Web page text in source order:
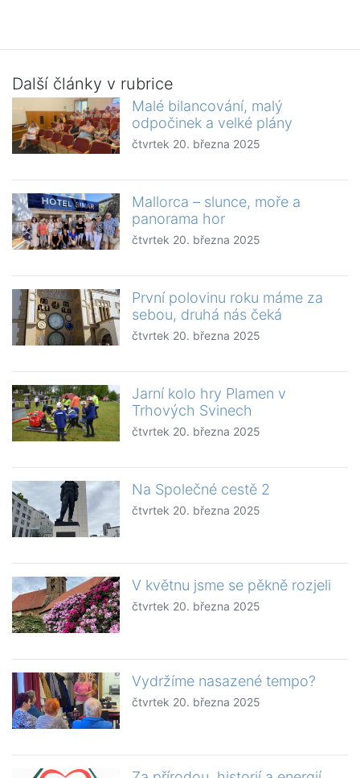
Další články v rubrice
Malé bilancování, malý
odpočinek a velké plány
čtvrtek 20. března 2025
Mallorca – slunce, moře a
panorama hor
čtvrtek 20. března 2025
První polovinu roku máme za
sebou, druhá nás čeká
čtvrtek 20. března 2025
Jarní kolo hry Plamen v
Trhových Svinech
čtvrtek 20. března 2025
Na Společné cestě 2
čtvrtek 20. března 2025
V květnu jsme se pěkně rozjeli
čtvrtek 20. března 2025
Vydržíme nasazené tempo?
čtvrtek 20. března 2025